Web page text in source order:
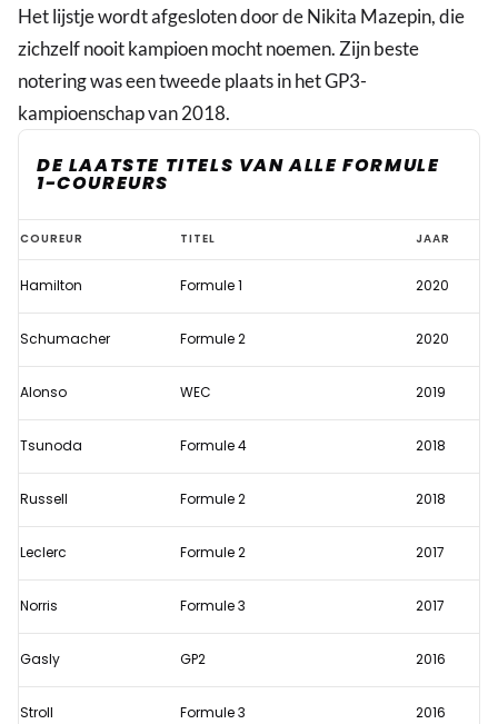
Het lijstje wordt afgesloten door de Nikita Mazepin, die
zichzelf nooit kampioen mocht noemen. Zijn beste
notering was een tweede plaats in het GP3-
kampioenschap van 2018.
DE LAATSTE TITELS VAN ALLE FORMULE
1-COUREURS
De
laatste
(wereld)titels
van
F1-
coureurs:
Verstappen
een
tijdje
droog
COUREUR TITEL JAAR
Hamilton Formule 1 2020
Schumacher Formule 2 2020
Alonso WEC 2019
Tsunoda Formule 4 2018
Russell Formule 2 2018
Leclerc Formule 2 2017
Norris Formule 3 2017
Gasly GP2 2016
Stroll Formule 3 2016